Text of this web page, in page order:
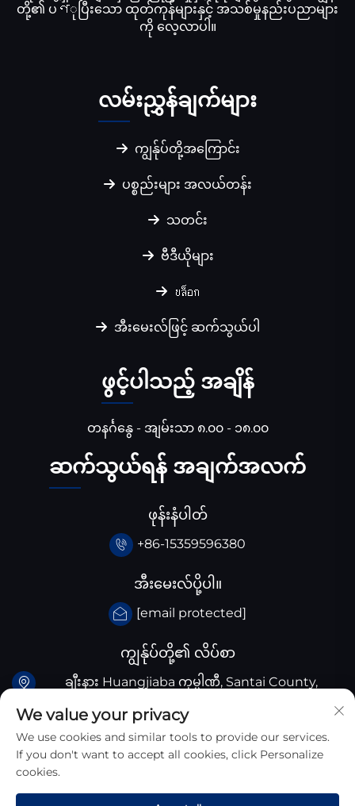
တို့၏ ပণုပြီးသော ထုတ်ကုန်များနှင့် အသစ်မှုနည်းပညာများ
ကို လေ့လာပါ။
လမ်းညွှန်ချက်များ
ကျွန်ုပ်တို့အကြောင်း
ပစ္စည်းများ အလယ်တန်း
သတင်း
ဗီဒီယိုများ
บล็อก
အီးမေးလ်ဖြင့် ဆက်သွယ်ပါ
ဖွင့်ပါသည့် အချိန်
တနင်္ဂနွေ - အျမ်းသာ ၈.၀၀ - ၁၈.၀၀
ဆက်သွယ်ရန် အချက်အလက်
ဖုန်းနံပါတ်
+86-15359596380
အီးမေးလ်ပို့ပါ။
[email protected]
ကျွန်ုပ်တို့၏ လိပ်စာ
ချီးနား Huangjiaba ကုမ္ပါဏီ, Santai County,
We value your privacy
We use cookies and similar tools to provide our services.
If you don't want to accept all cookies, click Personalize
cookies.